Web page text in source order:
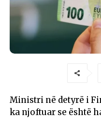
Ministri në detyrë i
ka njoftuar se është